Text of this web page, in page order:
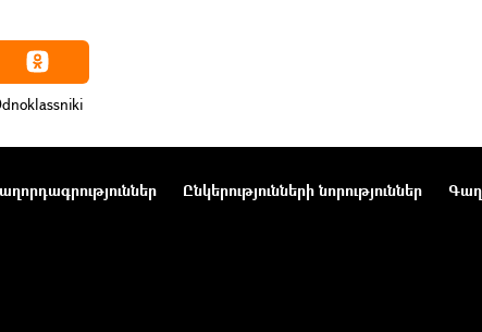
Ընկերությունների նորություններ